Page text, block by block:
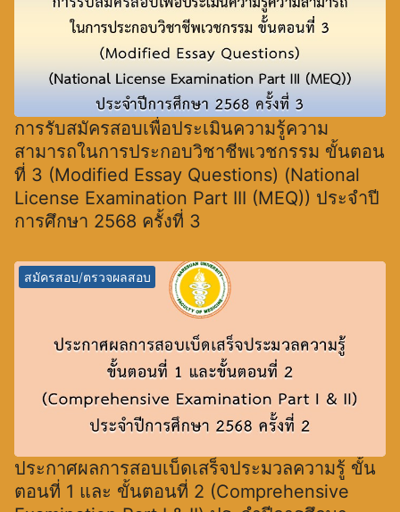
การรับสมัครสอบเพื่อประเมินความรู้ความ
สามารถในการประกอบวิชาชีพเวชกรรม ขั้นตอน
ที่ 3 (Modified Essay Questions) (National
License Examination Part III (MEQ)) ประจำปี
การศึกษา 2568 ครั้งที่ 3
สมัครสอบ/ตรวจผลสอบ
ประกาศผลการสอบเบ็ดเสร็จประมวลความรู้ ขั้น
ตอนที่ 1 และ ขั้นตอนที่ 2 (Comprehensive